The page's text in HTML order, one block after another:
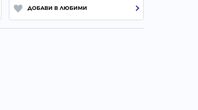
ДОБАВИ В ЛЮБИМИ